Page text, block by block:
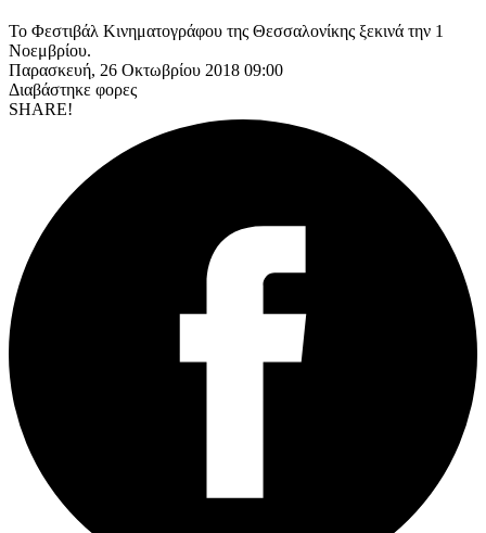
Το Φεστιβάλ Κινηματογράφου της Θεσσαλονίκης ξεκινά την 1
Νοεμβρίου.
Παρασκευή, 26 Οκτωβρίου 2018 09:00
Διαβάστηκε φορες
SHARE!